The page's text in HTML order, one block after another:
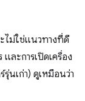
ไม่ใช่แนวทางที่ดี
ละการเปิดเครื่อง
นเก่า) ดูเหมือนว่า